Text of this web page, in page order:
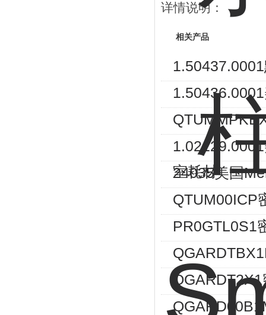
详情说明：
相关产品
室耗材
24035美国
QTUM00ICP
PR0GTL0S1